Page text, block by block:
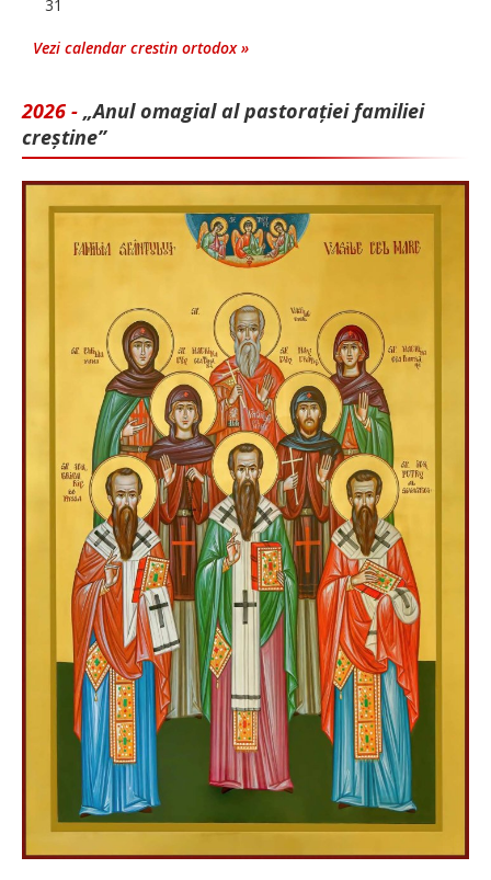
31
Vezi calendar crestin ortodox »
2026 - „Anul omagial al pastorației familiei
creștine”